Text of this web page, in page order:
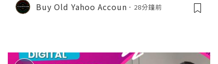
Buy Old Yahoo Accoun 28分鐘前